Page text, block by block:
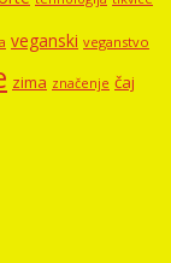
veganski veganstvo
zima značenje čaj